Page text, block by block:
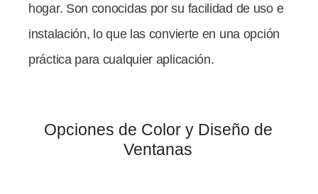
hogar. Son conocidas por su facilidad de uso e
instalación, lo que las convierte en una opción
práctica para cualquier aplicación.
Opciones de Color y Diseño de
Ventanas